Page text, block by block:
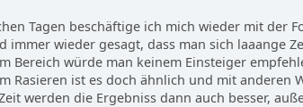
Tagen beschäftige ich mich wieder mit der
immer wieder gesagt, dass man sich laaange
Bereich würde man keinem Einsteiger
Rasieren ist es doch ähnlich und mit anderen
werden die Ergebniss dann auch besser,